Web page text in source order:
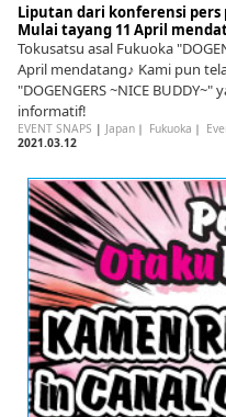
Liputan dari konferensi pers
Mulai tayang 11 April
Tokusatsu asal Fukuoka
April mendatang♪ Kami pun
"DOGENGERS ~NICE
informatif!
EVENT SNAPS | Japan｜ Fukuoka ｜
2021.03.12